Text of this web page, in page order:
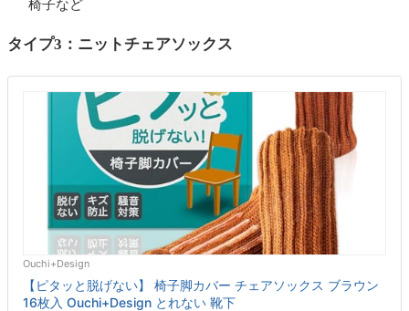
椅子など
タイプ3：ニットチェアソックス
Ouchi+Design
【ピタッと脱げない】 椅子脚カバー チェアソックス ブラウン
16枚入 Ouchi+Design とれない 靴下